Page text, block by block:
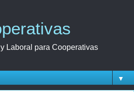
Laboral para Cooperativas
▼